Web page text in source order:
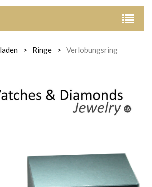
> Ringe > Verlobungsring
VERLOBUNGSRING